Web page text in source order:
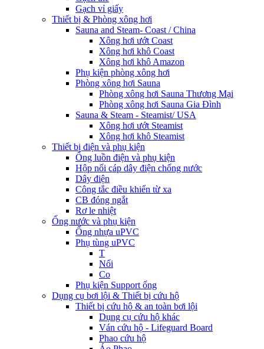
Gạch vỉ giấy
Thiết bị & Phòng xông hơi
Sauna and Steam- Coast / China
Xông hơi ướt Coast
Xông hơi khô Coast
Xông hơi khô Amazon
Phụ kiện phòng xông hơi
Phòng xông hơi Sauna
Phòng xông hơi Sauna Thương Mại
Phòng xông hơi Sauna Gia Đình
Sauna & Steam - Steamist/ USA
Xông hơi ướt Steamist
Xông hơi khô Steamist
Thiết bị điện và phụ kiện
Ống luồn điện và phụ kiện
Hộp nối cáp dây điện chống nước
Dây điện
Công tắc điều khiển từ xa
CB đóng ngắt
Rơ le nhiệt
Ống nước và phụ kiện
Ống nhựa uPVC
Phụ tùng uPVC
T
Nối
Co
Phụ kiện Support ống
Dụng cụ bơi lội & Thiết bị cứu hộ
Thiết bị cứu hộ & an toàn bơi lội
Dụng cụ cứu hộ khác
Ván cứu hộ - Lifeguard Board
Phao cứu hộ